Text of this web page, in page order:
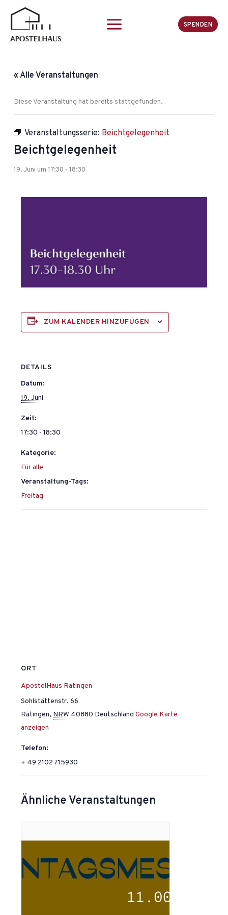
springen
SPENDEN
« Alle Veranstaltungen
Diese Veranstaltung hat bereits stattgefunden.
Veranstaltungsserie: Beichtgelegenheit
Beichtgelegenheit
19. Juni um 17:30 -18:30
ZUM KALENDER HINZUFÜGEN
DETAILS
Datum:
19. Juni
Zeit:
17:30 - 18:30
Kategorie:
Für alle
Veranstaltung-Tags:
Freitag
ORT
ApostelHaus Ratingen
Sohlstättenstr. 66
Ratingen, NRW 40880 Deutschland Google Karte
anzeigen
Telefon:
+ 49 2102 715930
Ähnliche Veranstaltungen